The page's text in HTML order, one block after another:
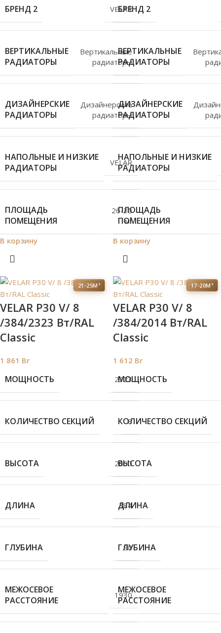
БРЕНД 2 VELAR
ВЕРТИКАЛЬНЫЕ
РАДИАТОРЫ
Вертикальные
радиаторы
ДИЗАЙНЕРСКИЕ
РАДИАТОРЫ
Дизайнерские
радиаторы
НАПОЛЬНЫЕ И НИЗКИЕ
РАДИАТОРЫ
VELAR
ПЛОЩАДЬ
ПОМЕЩЕНИЯ
26-30
м²
В корзину
БРЕНД 2
ВЕРТИКАЛЬНЫЕ
РАДИАТОРЫ
ДИЗАЙНЕРСКИЕ
РАДИАТОРЫ
НАПОЛЬНЫЕ И НИЗКИЕ
РАДИАТОРЫ
ПЛОЩАДЬ
ПОМЕЩЕНИЯ
В корзину
21-25М²
VELAR P30 V/ 8
/384/2323 Вт/RAL
Classic
1 861 Br
МОЩНОСТЬ 2323
КОЛИЧЕСТВО СЕКЦИЙ 8
ВЫСОТА 2000
ДЛИНА 384
ГЛУБИНА 90
МЕЖОСЕВОЕ
РАССТОЯНИЕ
1930
17-20М²
VELAR P30 V/ 8
/384/2014 Вт/RAL
Classic
1 612 Br
МОЩНОСТЬ
КОЛИЧЕСТВО СЕКЦИЙ
ВЫСОТА
ДЛИНА
ГЛУБИНА
МЕЖОСЕВОЕ
РАССТОЯНИЕ